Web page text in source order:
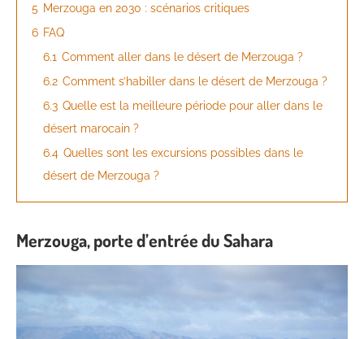
5 Merzouga en 2030 : scénarios critiques
6 FAQ
6.1 Comment aller dans le désert de Merzouga ?
6.2 Comment s’habiller dans le désert de Merzouga ?
6.3 Quelle est la meilleure période pour aller dans le
désert marocain ?
6.4 Quelles sont les excursions possibles dans le
désert de Merzouga ?
Merzouga, porte d’entrée du Sahara